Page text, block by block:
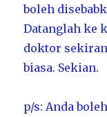
boleh
Datanglah ke
doktor
biasa. Sekian.
p/s: Anda